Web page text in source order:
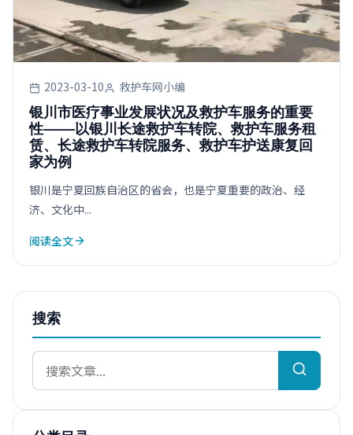
2023-03-10 救护车网小编
银川市医疗事业发展状况及救护车服务的重要
性——以银川长途救护车转院、救护车服务租
赁、长途救护车转院服务、救护车护送康复回
家为例
银川是宁夏回族自治区的省会，也是宁夏重要的政治、经
济、文化中...
阅读全文
搜索